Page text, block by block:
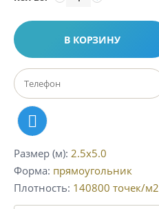
В КОРЗИНУ
Размер (м) 2.5x5.0
Форма прямоугольник
Плотность 140800 точек/м2